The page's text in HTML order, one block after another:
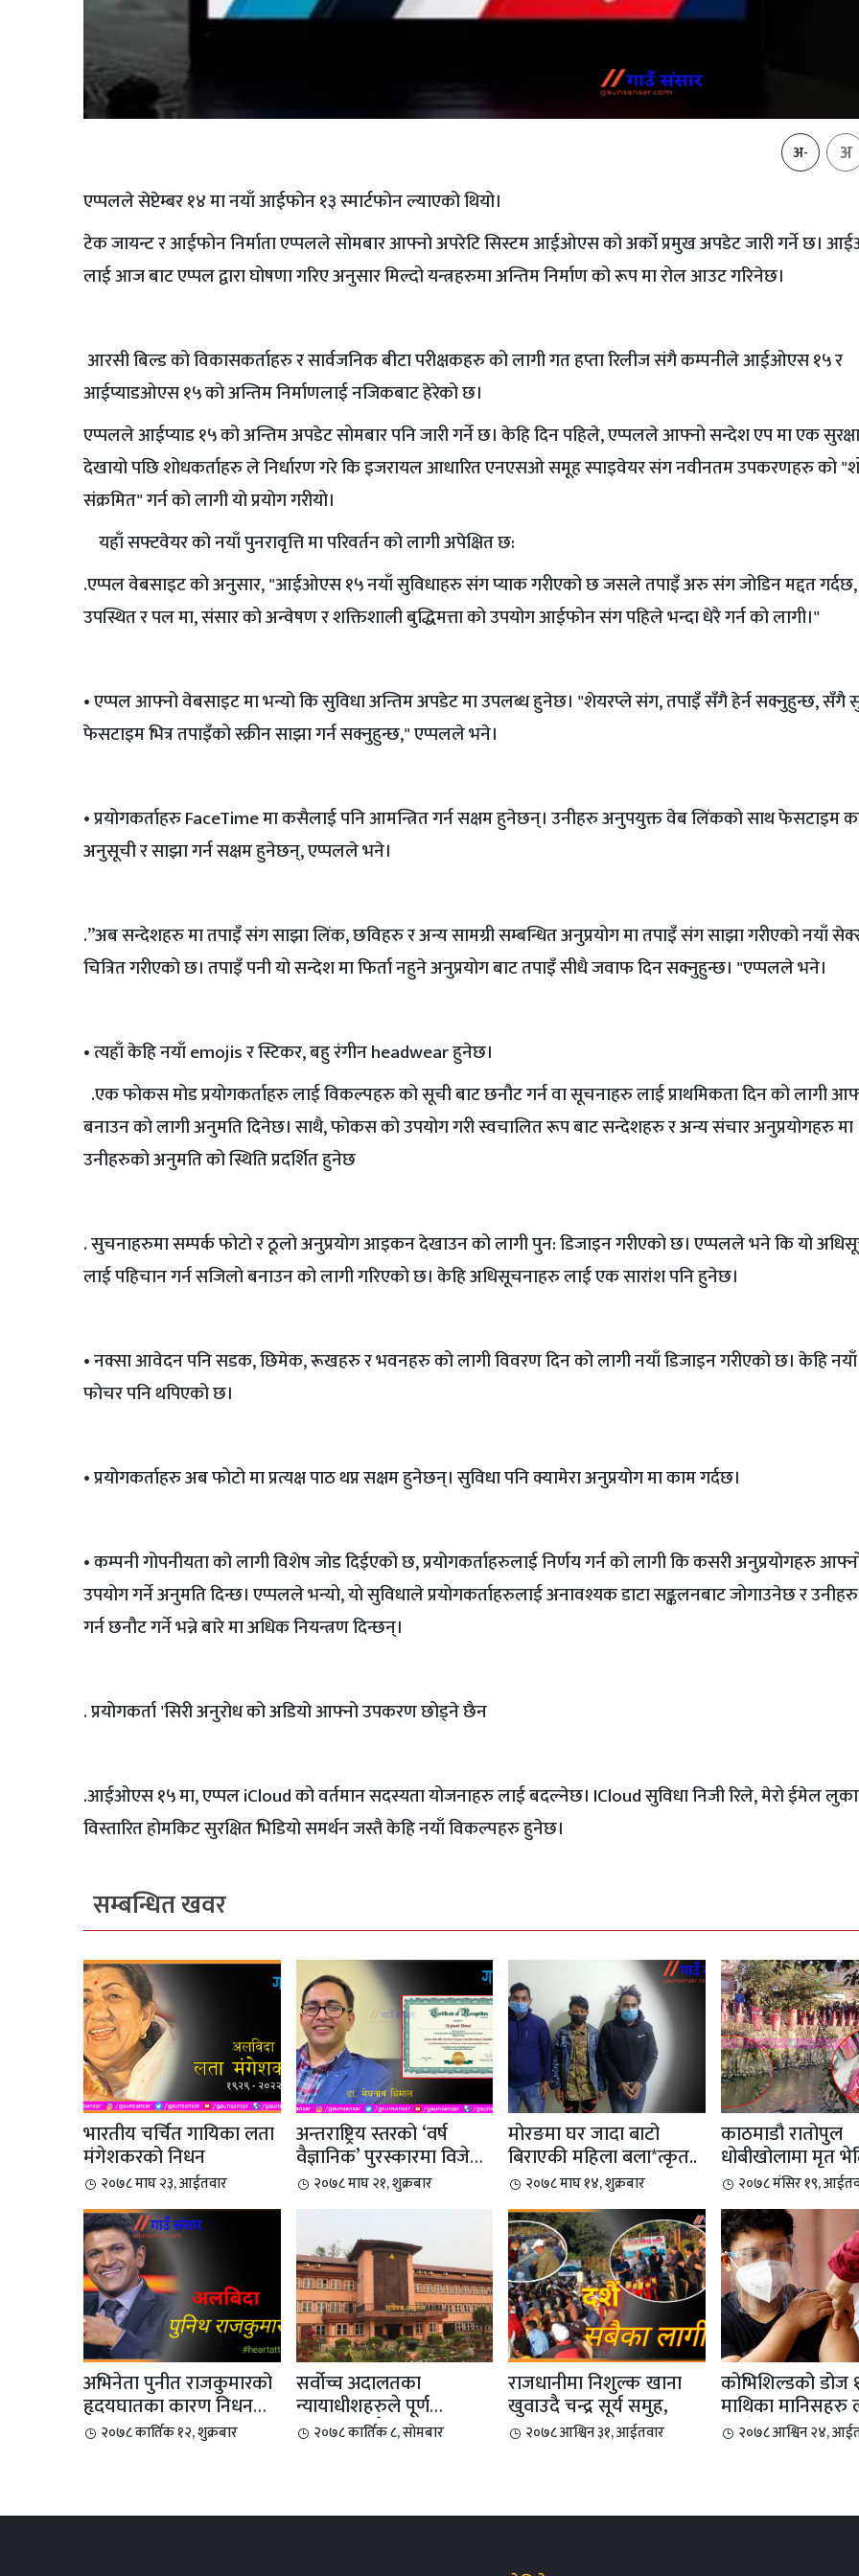
अ- अ
एप्पलले सेप्टेम्बर १४ मा नयाँ आईफोन १३ स्मार्टफोन ल्याएको थियो।
टेक जायन्ट र आईफोन निर्माता एप्पलले सोमबार आफ्नो अपरेटि सिस्टम आईओएस को अर्को प्रमुख अपडेट जारी गर्ने छ।
लाई आज बाट एप्पल द्वारा घोषणा गरिए अनुसार मिल्दो यन्त्रहरुमा अन्तिम निर्माण को रूप मा रोल आउट गरिनेछ।
आरसी बिल्ड को विकासकर्ताहरु र सार्वजनिक बीटा परीक्षकहरु को लागी गत हप्ता रिलीज संगै कम्पनीले आईओएस १५ र
आईप्याडओएस १५ को अन्तिम निर्माणलाई नजिकबाट हेरेको छ।
एप्पलले आईप्याड १५ को अन्तिम अपडेट सोमबार पनि जारी गर्ने छ। केहि दिन पहिले, एप्पलले आफ्नो सन्देश एप मा एक सुरक्षा
देखायो पछि शोधकर्ताहरु ले निर्धारण गरे कि इजरायल आधारित एनएसओ समूह स्पाइवेयर संग नवीनतम उपकरणहरु को
संक्रमित" गर्न को लागी यो प्रयोग गरीयो।
यहाँ सफ्टवेयर को नयाँ पुनरावृत्ति मा परिवर्तन को लागी अपेक्षित छ:
.एप्पल वेबसाइट को अनुसार, "आईओएस १५ नयाँ सुविधाहरु संग प्याक गरीएको छ जसले तपाइँ अरु संग जोडिन मद्दत
उपस्थित र पल मा, संसार को अन्वेषण र शक्तिशाली बुद्धिमत्ता को उपयोग आईफोन संग पहिले भन्दा धेरै गर्न को लागी।"
• एप्पल आफ्नो वेबसाइट मा भन्यो कि सुविधा अन्तिम अपडेट मा उपलब्ध हुनेछ। "शेयरप्ले संग, तपाइँ सँगै हेर्न सक्नुहुन्छ, सँगै
फेसटाइम भित्र तपाइँको स्क्रीन साझा गर्न सक्नुहुन्छ," एप्पलले भने।
• प्रयोगकर्ताहरु FaceTime मा कसैलाई पनि आमन्त्रित गर्न सक्षम हुनेछन्। उनीहरु अनुपयुक्त वेब लिंकको साथ फेसटाइम
अनुसूची र साझा गर्न सक्षम हुनेछन्, एप्पलले भने।
.”अब सन्देशहरु मा तपाइँ संग साझा लिंक, छविहरु र अन्य सामग्री सम्बन्धित अनुप्रयोग मा तपाइँ संग साझा गरीएको नयाँ
चित्रित गरीएको छ। तपाइँ पनी यो सन्देश मा फिर्ता नहुने अनुप्रयोग बाट तपाइँ सीधै जवाफ दिन सक्नुहुन्छ। "एप्पलले भने।
• त्यहाँ केहि नयाँ emojis र स्टिकर, बहु रंगीन headwear हुनेछ।
.एक फोकस मोड प्रयोगकर्ताहरु लाई विकल्पहरु को सूची बाट छनौट गर्न वा सूचनाहरु लाई प्राथमिकता दिन को लागी
बनाउन को लागी अनुमति दिनेछ। साथै, फोकस को उपयोग गरी स्वचालित रूप बाट सन्देशहरु र अन्य संचार अनुप्रयोगहरु मा
उनीहरुको अनुमति को स्थिति प्रदर्शित हुनेछ
. सुचनाहरुमा सम्पर्क फोटो र ठूलो अनुप्रयोग आइकन देखाउन को लागी पुन: डिजाइन गरीएको छ। एप्पलले भने कि यो
लाई पहिचान गर्न सजिलो बनाउन को लागी गरिएको छ। केहि अधिसूचनाहरु लाई एक सारांश पनि हुनेछ।
• नक्सा आवेदन पनि सडक, छिमेक, रूखहरु र भवनहरु को लागी विवरण दिन को लागी नयाँ डिजाइन गरीएको छ। केहि नयाँ
फोचर पनि थपिएको छ।
• प्रयोगकर्ताहरु अब फोटो मा प्रत्यक्ष पाठ थप्न सक्षम हुनेछन्। सुविधा पनि क्यामेरा अनुप्रयोग मा काम गर्दछ।
• कम्पनी गोपनीयता को लागी विशेष जोड दिईएको छ, प्रयोगकर्ताहरुलाई निर्णय गर्न को लागी कि कसरी अनुप्रयोगहरु
उपयोग गर्ने अनुमति दिन्छ। एप्पलले भन्यो, यो सुविधाले प्रयोगकर्ताहरुलाई अनावश्यक डाटा सङ्कलनबाट जोगाउनेछ र
गर्न छनौट गर्ने भन्ने बारे मा अधिक नियन्त्रण दिन्छन्।
. प्रयोगकर्ता 'सिरी अनुरोध को अडियो आफ्नो उपकरण छोड्ने छैन
.आईओएस १५ मा, एप्पल iCloud को वर्तमान सदस्यता योजनाहरु लाई बदल्नेछ। ICloud सुविधा निजी रिले, मेरो ईमेल
विस्तारित होमकिट सुरक्षित भिडियो समर्थन जस्तै केहि नयाँ विकल्पहरु हुनेछ।
सम्बन्धित खवर
भारतीय चर्चित गायिका लता
मंगेशकरको निधन
२०७८ माघ २३, आईतवार
अन्तराष्ट्रिय स्तरको ‘वर्ष
वैज्ञानिक’ पुरस्कारमा विजेता
डा....२०७८ माघ २१, शुक्रबार
मोरङमा घर जादा बाटो
बिराएकी महिला बला*त्कृत..
२०७८ माघ १४, शुक्रबार
काठमाडौ रातोपुल
धोबीखोलामा मृत
विशाल ...
२०७८ मंसिर १९,
अभिनेता पुनीत राजकुमारको
हृदयघातका कारण निधन
भएको छ
२०७८ कार्तिक १२, शुक्रबार
सर्वोच्च अदालतका
न्यायाधीशहरुले पूर्ण
अदालतको बैठक बहिष्कार...
२०७८ कार्तिक ८, सोमबार
राजधानीमा निशुल्क खाना
खुवाउदै चन्द्र सूर्य समुह,
२०७८ आश्विन ३१, आईतवार
कोभिशिल्डको डोज
माथिका मानिसहरु
दिइने२०७८ आश्विन २४,